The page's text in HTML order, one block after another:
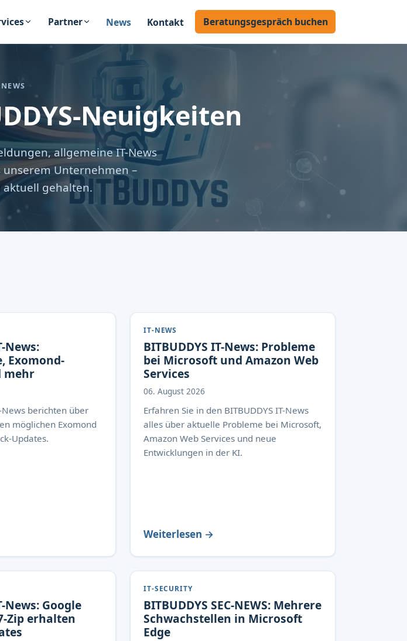
Partner News Kontakt Beratungsgespräch buchen
NEWS
Neuigkeiten
allgemeine IT-News
Unternehmen –
gehalten.
News:
Exomond-
mehr
News berichten über
möglichen Exomond
Updates.
IT-NEWS
BITBUDDYS IT-News: Probleme
bei Microsoft und Amazon Web
Services
06. August 2026
Erfahren Sie in den BITBUDDYS IT-News
alles über aktuelle Probleme bei Microsoft,
Amazon Web Services und neue
Entwicklungen in der KI.
Weiterlesen →
News: Google
Zip erhalten
IT-SECURITY
BITBUDDYS SEC-NEWS: Mehrere
Schwachstellen in Microsoft
Edge